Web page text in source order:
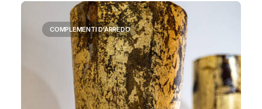
COMPLEMENTI D'ARREDO